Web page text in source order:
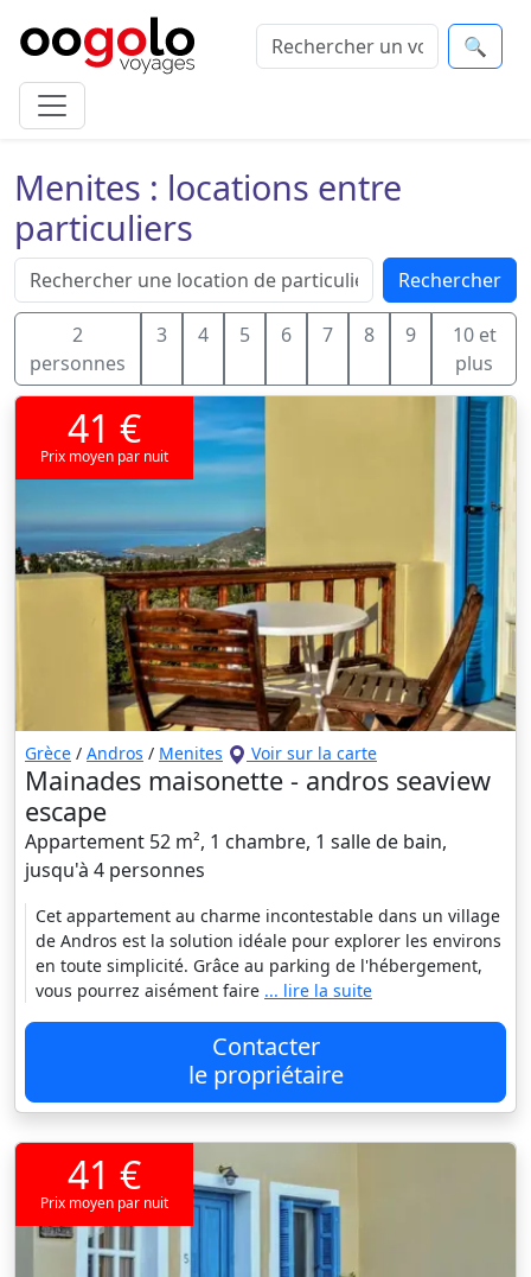
🔍
Menites : locations entre
particuliers
Rechercher
2
personnes
3 4 5 6 7 8 9
10 et
plus
41 €
Prix moyen par nuit
Grèce / Andros / Menites Voir sur la carte
Mainades maisonette - andros seaview
escape
Appartement 52 m², 1 chambre, 1 salle de bain,
jusqu'à 4 personnes
Cet appartement au charme incontestable dans un village
de Andros est la solution idéale pour explorer les environs
en toute simplicité. Grâce au parking de l'hébergement,
vous pourrez aisément faire ... lire la suite
Contacter
le propriétaire
41 €
Prix moyen par nuit